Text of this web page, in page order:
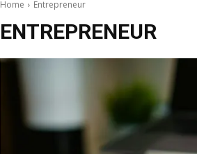
Home Entrepreneur
ENTREPRENEUR